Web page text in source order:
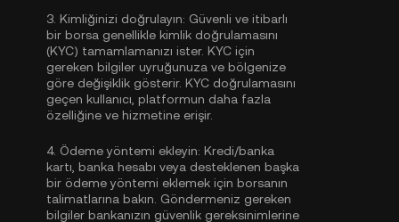
3. Kimliğinizi doğrulayın: Güvenli ve itibarlı
bir borsa genellikle kimlik doğrulamasını
(KYC) tamamlamanızı ister. KYC için
gereken bilgiler uyruğunuza ve bölgenize
göre değişiklik gösterir. KYC doğrulamasını
geçen kullanıcı, platformun daha fazla
özelliğine ve hizmetine erişir.
4. Ödeme yöntemi ekleyin: Kredi/banka
kartı, banka hesabı veya desteklenen başka
bir ödeme yöntemi eklemek için borsanın
talimatlarına bakın. Göndermeniz gereken
bilgiler bankanızın güvenlik gereksinimlerine